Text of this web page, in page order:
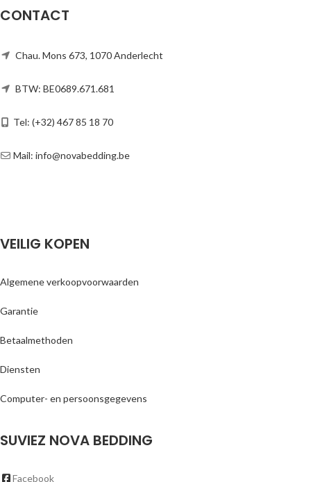
CONTACT
Chau. Mons 673, 1070 Anderlecht
BTW: BE0689.671.681
Tel: (+32) 467 85 18 70
Mail: info@novabedding.be
VEILIG KOPEN
Algemene verkoopvoorwaarden
Garantie
Betaalmethoden
Diensten
Computer- en persoonsgegevens
SUVIEZ NOVA BEDDING
Facebook